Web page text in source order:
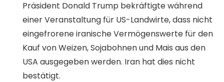
Präsident Donald Trump bekräftigte während
einer Veranstaltung für US-Landwirte, dass nicht
eingefrorene iranische Vermögenswerte für den
Kauf von Weizen, Sojabohnen und Mais aus den
USA ausgegeben werden. Iran hat dies nicht
bestätigt.